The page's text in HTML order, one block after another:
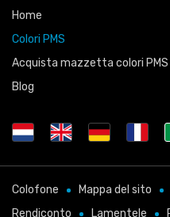
Home
Colori PMS
Acquista mazzetta colori PMS
Blog
Colofone Mappa del sito
Rendiconto
Lamentele